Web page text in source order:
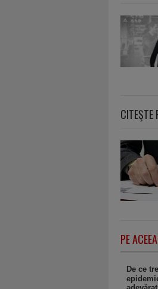
CITEŞTE
PE
De ce